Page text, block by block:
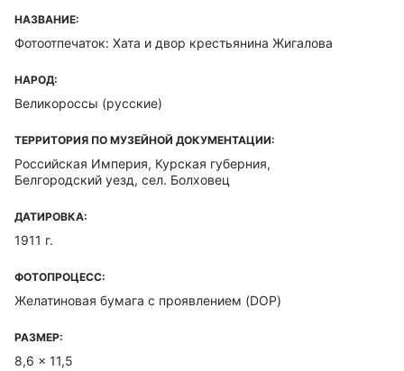
НАЗВАНИЕ:
Фотоотпечаток: Хата и двор крестьянина Жигалова
НАРОД:
Великороссы (русские)
ТЕРРИТОРИЯ ПО МУЗЕЙНОЙ ДОКУМЕНТАЦИИ:
Российская Империя, Курская губерния,
Белгородский уезд, сел. Болховец
ДАТИРОВКА:
1911 г.
ФОТОПРОЦЕСС:
Желатиновая бумага с проявлением (DOP)
РАЗМЕР:
8,6 x 11,5